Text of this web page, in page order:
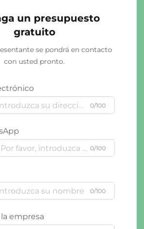
un presupuesto
gratuito
se pondrá en contacto
con usted pronto.
0/100
0/100
0/100
empresa